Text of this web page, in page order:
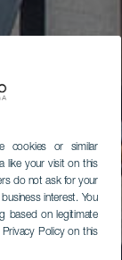
cookies or similar
like your visit on this
do not ask for your
interest. You
based on legitimate
Policy on this